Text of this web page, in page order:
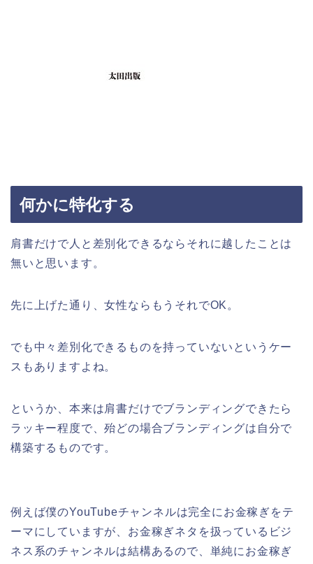
何かに特化する
肩書だけで人と差別化できるならそれに越したことは
無いと思います。
先に上げた通り、女性ならもうそれでOK。
でも中々差別化できるものを持っていないというケー
スもありますよね。
というか、本来は肩書だけでブランディングできたら
ラッキー程度で、殆どの場合ブランディングは自分で
構築するものです。
例えば僕のYouTubeチャンネルは完全にお金稼ぎをテ
ーマにしていますが、お金稼ぎネタを扱っているビジ
ネス系のチャンネルは結構あるので、単純にお金稼ぎ